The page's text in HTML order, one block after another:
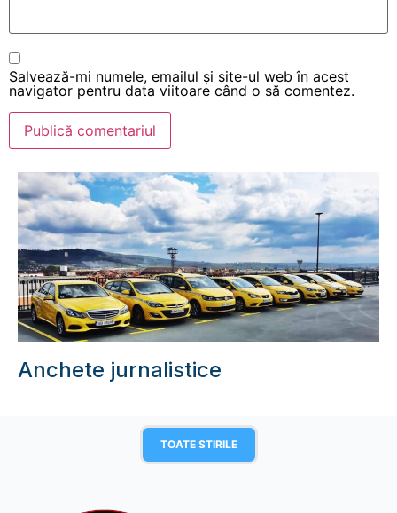
Salvează-mi numele, emailul și site-ul web în acest
navigator pentru data viitoare când o să comentez.
Anchete jurnalistice
TOATE STIRILE